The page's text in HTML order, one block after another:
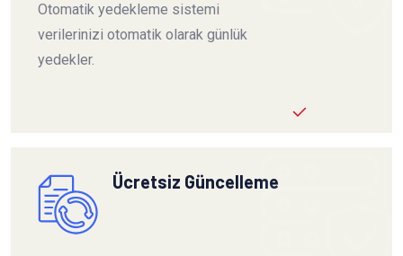
Otomatik yedekleme sistemi
verilerinizi otomatik olarak günlük
yedekler.
Ücretsiz Güncelleme